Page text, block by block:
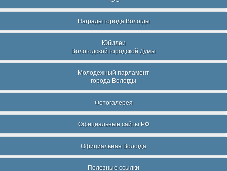
Награды города Вологды
Юбилеи
Вологодской городской Думы
Молодежный парламент
города Вологды
Фотогалерея
Официальные сайты РФ
Официальная Вологда
Полезные ссылки